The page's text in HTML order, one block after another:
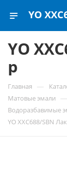
YO
р
Главная —
Матовые эмали —
Водоразбавимые
YO XXC688/SBN